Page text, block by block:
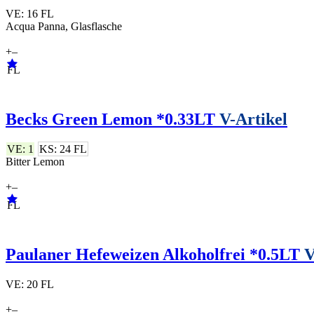
VE: 16 FL
Acqua Panna, Glasflasche
+–
FL
Becks Green Lemon *0.33LT V-Artikel
VE: 1
KS: 24 FL
Bitter Lemon
+–
FL
Paulaner Hefeweizen Alkoholfrei *0.5LT
VE: 20 FL
+–